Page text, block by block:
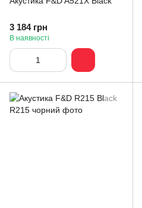
3 184 грн
В наявності